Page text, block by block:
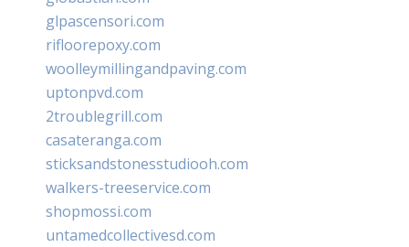
glpascensori.com
rifloorepoxy.com
woolleymillingandpaving.com
uptonpvd.com
2troublegrill.com
casateranga.com
sticksandstonesstudiooh.com
walkers-treeservice.com
shopmossi.com
untamedcollectivesd.com